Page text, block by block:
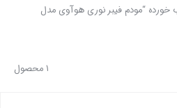
“مودم فیبر نوری هوآوی مدل
1 محصول